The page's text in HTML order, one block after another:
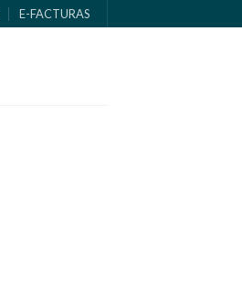
E-FACTURAS